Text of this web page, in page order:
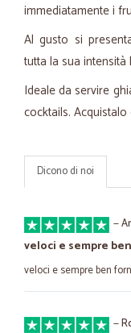
immediatamente i
Al gusto si
tutta la sua
Ideale da servire
cocktails.
Dicono di noi
—
veloci e sempre
veloci e sempre ben
—